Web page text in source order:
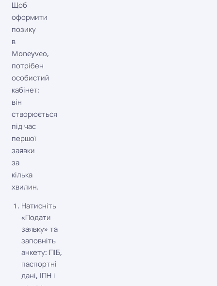
Щоб
оформити
позику
в
Moneyveo,
потрібен
особистий
кабінет:
він
створюється
під час
першої
заявки
за
кілька
хвилин.
Натисніть
«Подати
заявку» та
заповніть
анкету: ПІБ,
паспортні
дані, ІПН і